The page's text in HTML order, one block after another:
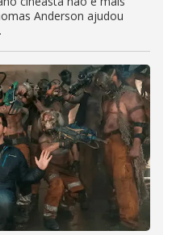
Anderson ajudou